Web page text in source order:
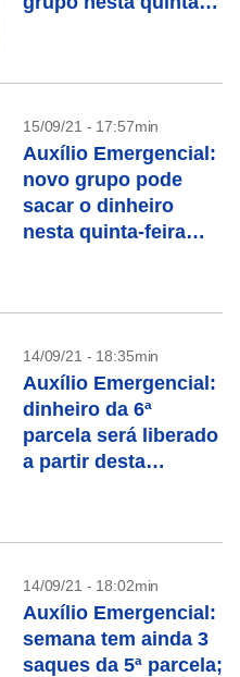
15/09/21 - 17:57min
Auxílio Emergencial:
novo grupo pode
sacar o dinheiro
nesta quinta-feira
14/09/21 - 18:35min
Auxílio Emergencial:
dinheiro da 6ª
parcela será liberado
a partir desta
14/09/21 - 18:02min
Auxílio Emergencial:
semana tem ainda 3
saques da 5ª parcela;